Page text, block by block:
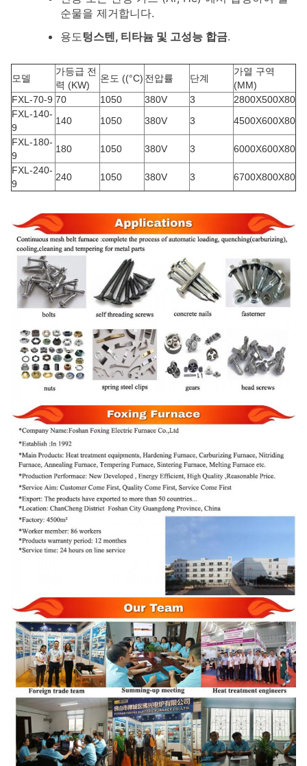
순물을 제거합니다.
용도텅스텐, 티타늄 및 고성능 합금.
모델
가등급 전
력 (KW)
온도 ((°C) 전압률 단계
가열 구역
(MM)
FXL-70-9 70 1050 380V 3
2800X500X80
FXL-140-
9
140 1050 380V 3
4500X600X80
FXL-180-
9
180 1050 380V 3
6000X600X80
FXL-240-
9
240 1050 380V 3 6700X800X80